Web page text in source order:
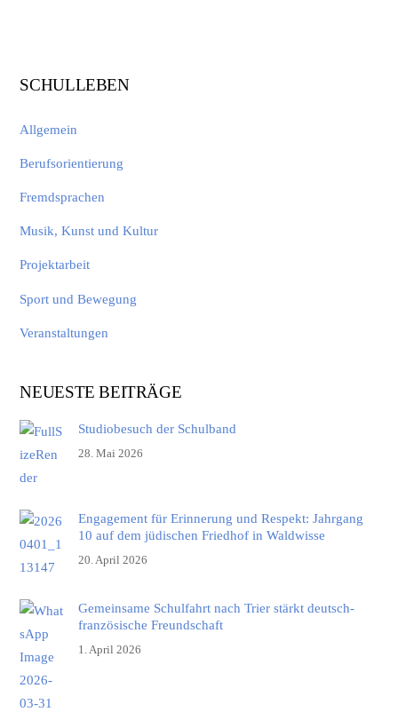
SCHULLEBEN
Allgemein
Berufsorientierung
Fremdsprachen
Musik, Kunst und Kultur
Projektarbeit
Sport und Bewegung
Veranstaltungen
NEUESTE BEITRÄGE
Studiobesuch der Schulband
28. Mai 2026
Engagement für Erinnerung und Respekt: Jahrgang
10 auf dem jüdischen Friedhof in Waldwisse
20. April 2026
Gemeinsame Schulfahrt nach Trier stärkt deutsch-
französische Freundschaft
1. April 2026